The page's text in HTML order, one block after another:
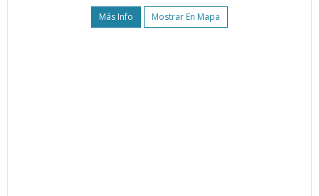
Más Info Mostrar En Mapa